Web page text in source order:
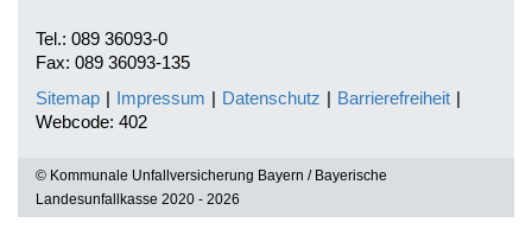
Tel.: 089 36093-0
Fax: 089 36093-135
Sitemap | Impressum | Datenschutz | Barrierefreiheit |
Webcode: 402
© Kommunale Unfallversicherung Bayern / Bayerische
Landesunfallkasse 2020 - 2026